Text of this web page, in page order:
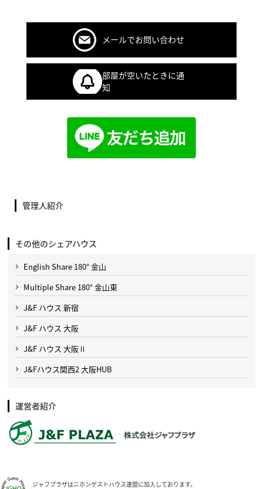
メールでお問い合わせ
部屋が空いたときに通
知
管理人紹介
その他のシェアハウス
English Share 180° 金山
Multiple Share 180° 金山東
J&F ハウス 新宿
J&F ハウス 大阪
J&F ハウス 大阪Ⅱ
J&Fハウス関西2 大阪HUB
運営者紹介
ジャフプラザはニホンゲストハウス連盟に加入しております。